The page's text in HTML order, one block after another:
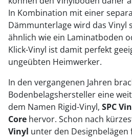
In Kombination mit einer
Dämmunterlage wird das Vinyl
ähnlich wie ein Laminatboden
Klick-Vinyl ist damit perfekt
ungeübten Heimwerker.
In den vergangenen Jahren
Bodenbelagshersteller eine
dem Namen Rigid-Vinyl, SPC
Core hervor. Schon nach
Vinyl unter den Designbelägen